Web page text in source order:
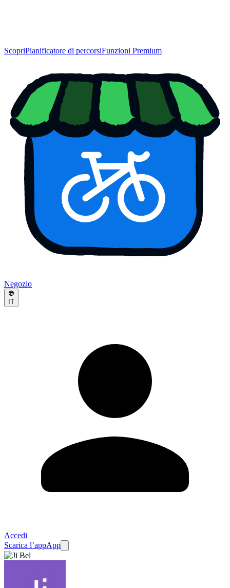
ScopriPianificatore di percorsiFunzioni Premium
Negozio
IT
Accedi
Scarica l’appApp